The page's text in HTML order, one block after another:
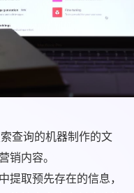
查询的机器制作的文
销内容。
提取预先存在的信息，